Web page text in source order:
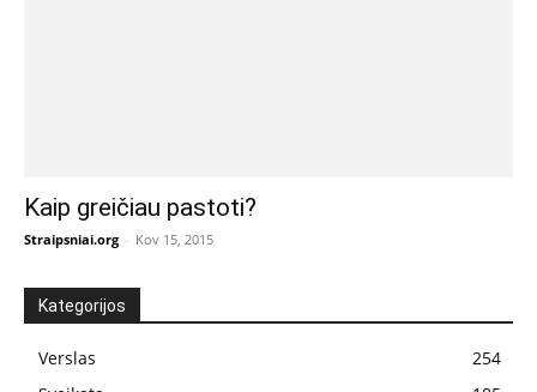
Kaip greičiau pastoti?
Straipsniai.org - Kov 15, 2015
Kategorijos
Verslas
254